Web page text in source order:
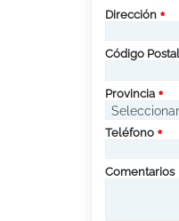
Dirección
Código Postal
Provincia
Teléfono
Comentarios